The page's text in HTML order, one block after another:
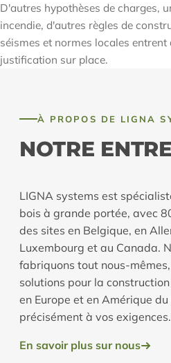
D'autres hypothèses de charges,
incendie, d'autres règles de
séismes et normes locales entrent
justification sur place.
À PROPOS DE LIGNA
NOTRE
LIGNA systems est
bois à grande portée, avec
des sites en Belgique, en
Luxembourg et au Canada.
fabriquons tout nous-
solutions pour la
en Europe et en Amérique
précisément à vos exigences.
En savoir plus sur nous